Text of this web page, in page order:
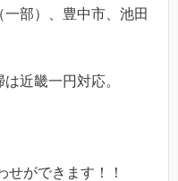
部）、豊中市、池田
近畿一円対応。
せができます！！